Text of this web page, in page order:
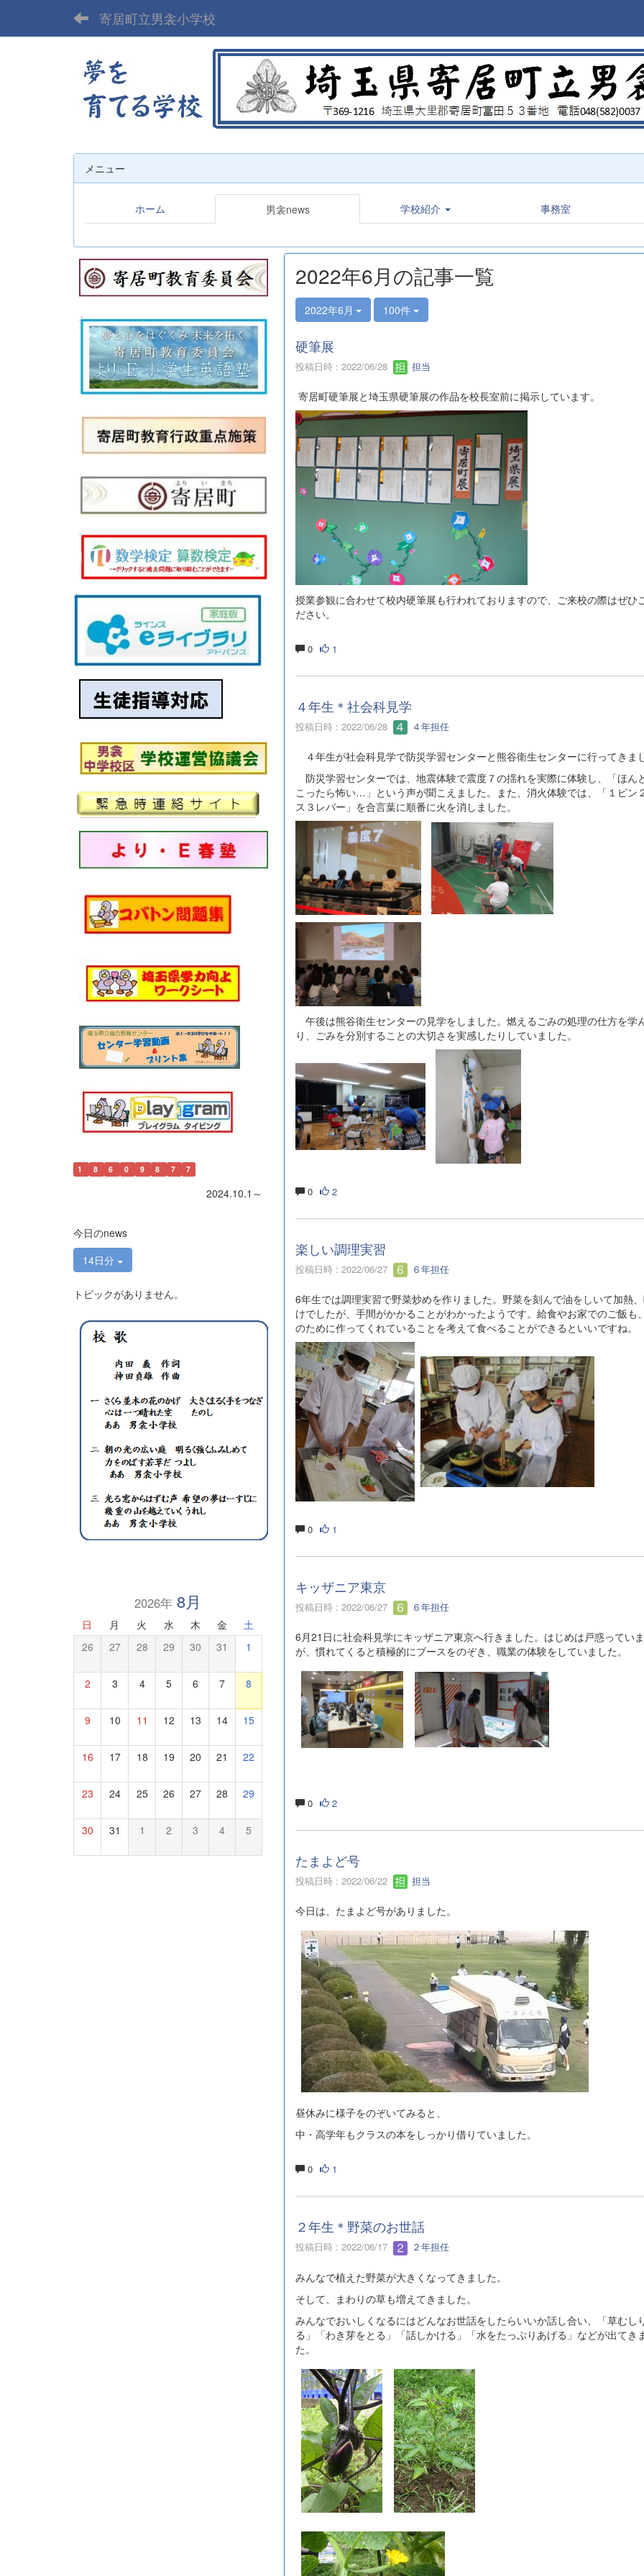
寄居町立男衾小学校
メニュー
ホーム 男衾news 学校紹介 事務室
2022年6月の記事一覧
2022年6月 100件
硬筆展
投稿日時 : 2022/06/28 担当
寄居町硬筆展と埼玉県硬筆展の作品を校長室前に掲示しています。
授業参観に合わせて校内硬筆展も行われておりますので、ご来校の際はぜひ
ださい。
0 1
４年生＊社会科見学
投稿日時 : 2022/06/28 ４年担任
４年生が社会科見学で防災学習センターと熊谷衛生センターに行ってきま
防災学習センターでは、地震体験で震度７の揺れを実際に体験し、「ほん
こったら怖い…」という声が聞こえました。また、消火体験では、「１ピン
ス３レバー」を合言葉に順番に火を消しました。
午後は熊谷衛生センターの見学をしました。燃えるごみの処理の仕方を学
り、ごみを分別することの大切さを実感したりしていました。
0 2
楽しい調理実習
投稿日時 : 2022/06/27 ６年担任
6年生では調理実習で野菜炒めを作りました。野菜を刻んで油をしいて加熱
けでしたが、手間がかかることがわかったようです。給食やお家でのご飯も
のために作ってくれていることを考えて食べることができるといいですね。
0 1
キッザニア東京
投稿日時 : 2022/06/27 ６年担任
6月21日に社会科見学にキッザニア東京へ行きました。はじめは戸惑ってい
が、慣れてくると積極的にブースをのぞき、職業の体験をしていました。
0 2
たまよど号
投稿日時 : 2022/06/22 担当
今日は、たまよど号がありました。
昼休みに様子をのぞいてみると、
中・高学年もクラスの本をしっかり借りていました。
0 1
２年生＊野菜のお世話
投稿日時 : 2022/06/17 ２年担任
みんなで植えた野菜が大きくなってきました。
そして、まわりの草も増えてきました。
みんなでおいしくなるにはどんなお世話をしたらいいか話し合い、「草むし
る」「わき芽をとる」「話しかける」「水をたっぷりあげる」などが出てき
た。
1 8 6 0 9 8 7 7
2024.10.1～
今日のnews
14日分
トピックがありません。
2026年8月
日 月 火 水 木 金 土
26 27 28 29 30 31 1
2 3 4 5 6 7 8
9 10 11 12 13 14 15
16 17 18 19 20 21 22
23 24 25 26 27 28 29
30 31 1 2 3 4 5